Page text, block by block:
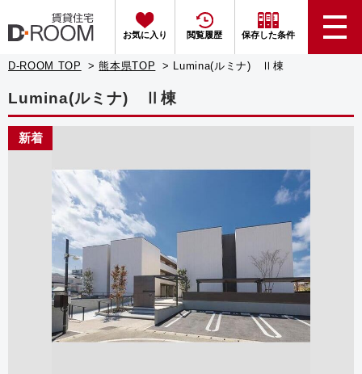
お気に入り 閲覧履歴 保存した条件
D-ROOM TOP 熊本県TOP Lumina(ルミナ) Ⅱ棟
Lumina(ルミナ) Ⅱ棟
新着